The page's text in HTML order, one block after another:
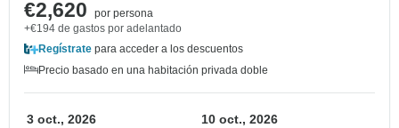
€2,620
por persona
+€194 de gastos por adelantado
Regístrate para acceder a los descuentos
Precio basado en una habitación privada doble
3 oct., 2026 10 oct., 2026